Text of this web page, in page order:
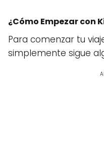
¿Cómo Empezar con
Para comenzar tu
simplemente sigue